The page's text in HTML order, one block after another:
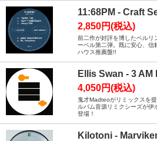
11:68PM - Craft
2,850円(税込)
前二作が好評を博したベルリ
ーベル第二弾。既に安心、信
ハウス推薦盤!!
Ellis Swan - 3 AM
4,050円(税込)
鬼才Madteoがリミックスを
ルバム音源リミクシーズが伊
登場！
Kilotoni -